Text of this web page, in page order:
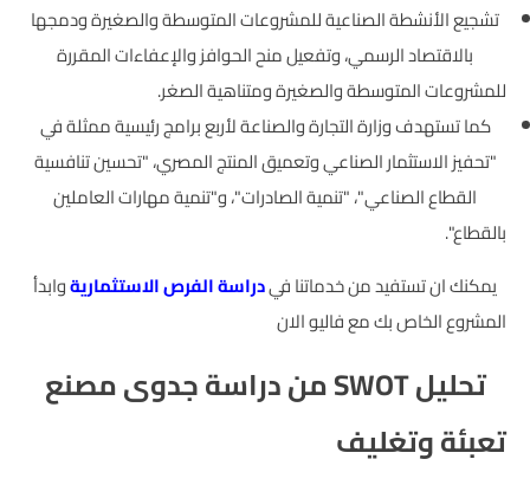
تشجيع الأنشطة الصناعية للمشروعات المتوسطة والصغيرة ودمجها
بالاقتصاد الرسمي، وتفعيل منح الحوافز والإعفاءات المقررة
للمشروعات المتوسطة والصغيرة ومتناهية الصغر.
كما تستهدف وزارة التجارة والصناعة لأربع برامج رئيسية ممثلة في
"تحفيز الاستثمار الصناعي وتعميق المنتج المصري، "تحسين تنافسية
القطاع الصناعي"، "تنمية الصادرات"، و"تنمية مهارات العاملين
بالقطاع".
يمكنك ان تستفيد من خدماتنا فيدراسة الفرص الاستثماريةوابدأ
المشروع الخاص بك مع فاليو الان
تحليل SWOT من دراسة جدوى مصنع
تعبئة وتغليف